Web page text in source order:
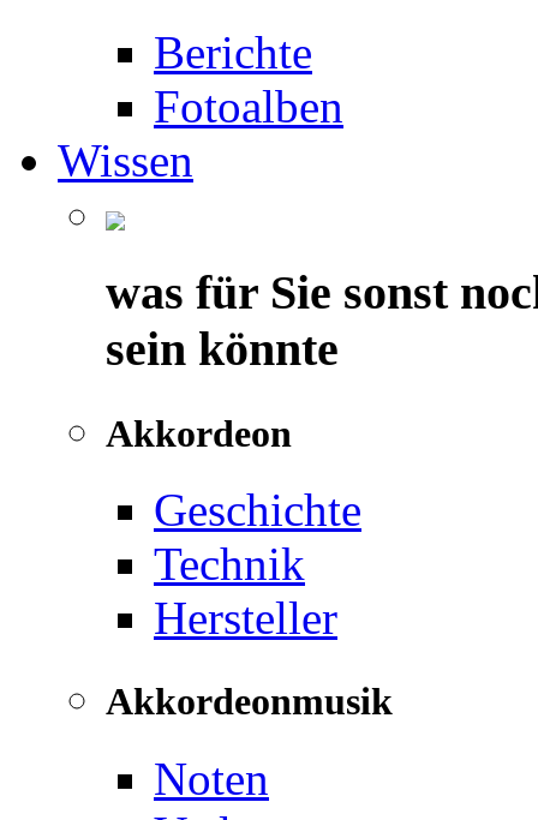
Berichte
Fotoalben
Wissen
was für Sie sonst
sein könnte
Akkordeon
Geschichte
Technik
Hersteller
Akkordeonmusik
Noten